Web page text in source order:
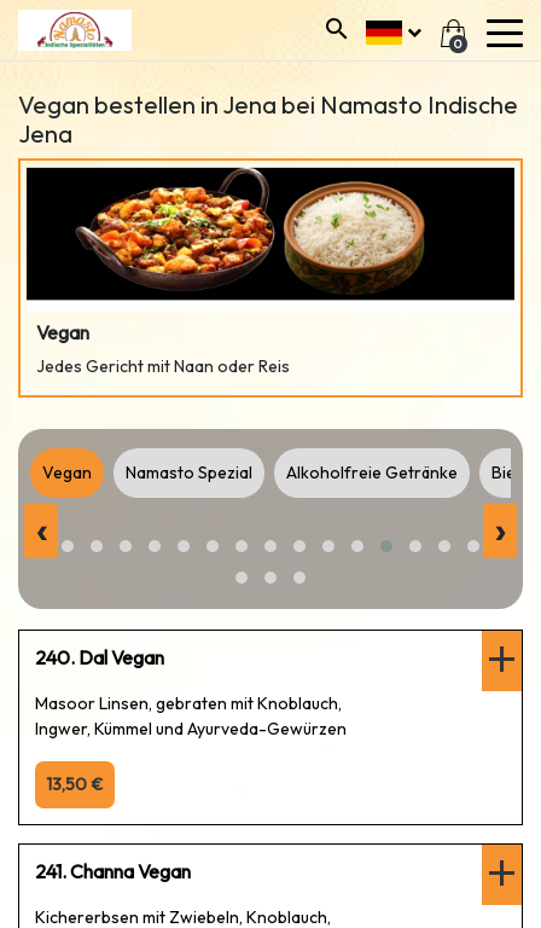
0
Vegan bestellen in Jena bei Namasto Indische
Jena
Vegan
Jedes Gericht mit Naan oder Reis
Vegan Namasto Spezial Alkoholfreie Getränke Bier
‹ ›
240. Dal Vegan
Masoor Linsen, gebraten mit Knoblauch,
Ingwer, Kümmel und Ayurveda-Gewürzen
13,50 €
241. Channa Vegan
Kichererbsen mit Zwiebeln, Knoblauch,